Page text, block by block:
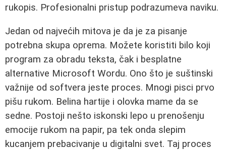
rukopis. Profesionalni pristup podrazumeva naviku.
Jedan od najvećih mitova je da je za pisanje
potrebna skupa oprema. Možete koristiti bilo koji
program za obradu teksta, čak i besplatne
alternative Microsoft Wordu. Ono što je suštinski
važnije od softvera jeste proces. Mnogi pisci prvo
pišu rukom. Belina hartije i olovka mame da se
sedne. Postoji nešto iskonski lepo u prenošenju
emocije rukom na papir, pa tek onda slepim
kucanjem prebacivanje u digitalni svet. Taj proces